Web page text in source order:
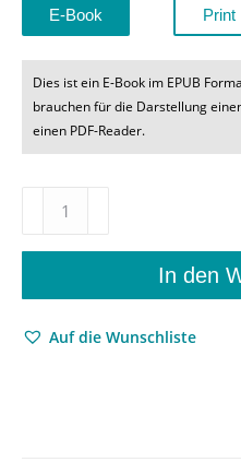
E-Book Print
Dies ist ein E-Book im EPUB
brauchen für die Darstellung
einen PDF-Reader.
Atmosphäre
Das
In den
Auf die Wunschliste